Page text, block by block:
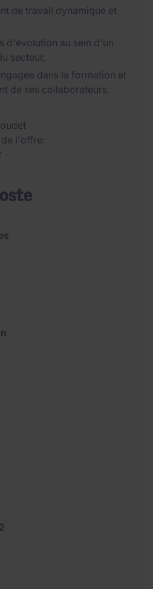
de travail dynamique et
d'évolution au sein d'un
secteur,
dans la formation et
de ses collaborateurs.
de l'offre